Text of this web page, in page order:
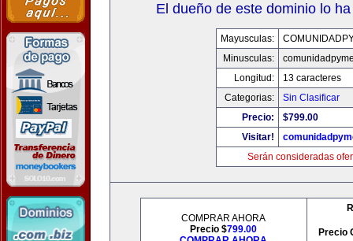
El dueño de este dominio lo
Mayusculas:
Minusculas:
Longitud:
13 caracteres
Categorias:
Sin Clasificar
Precio:
$799.00
Visitar!
Serán consideradas
COMPRAR AHORA
Precio $799.00
Precio